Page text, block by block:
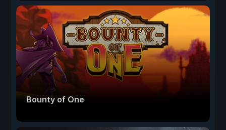
Bounty of One